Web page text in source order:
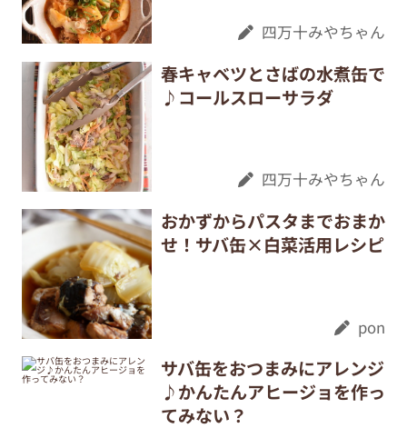
四万十みやちゃん
春キャベツとさばの水煮缶で
♪コールスローサラダ
四万十みやちゃん
おかずからパスタまでおまか
せ！サバ缶×白菜活用レシピ
pon
サバ缶をおつまみにアレンジ
♪かんたんアヒージョを作っ
てみない？